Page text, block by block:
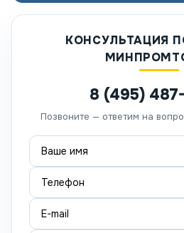
КОНСУЛЬТАЦИЯ
8 (495)
Позвоните — ответим на